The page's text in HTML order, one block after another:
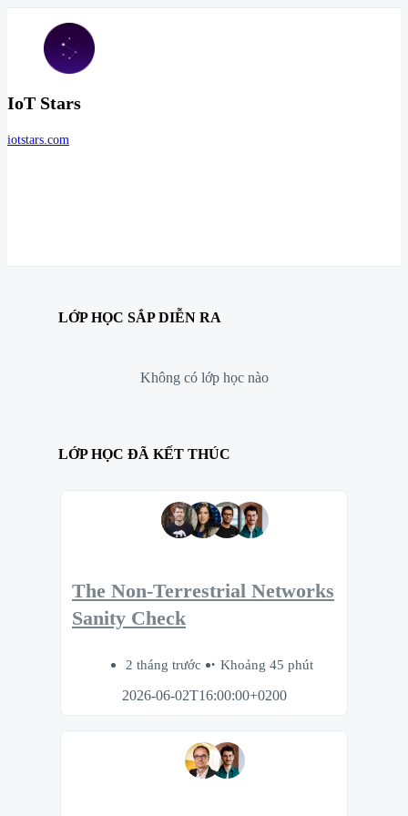
IoT Stars
iotstars.com
LỚP HỌC SẮP DIỄN RA
Không có lớp học nào
LỚP HỌC ĐÃ KẾT THÚC
The Non-Terrestrial Networks
Sanity Check
2 tháng trước
Khoảng 45 phút
2026-06-02T16:00:00+0200